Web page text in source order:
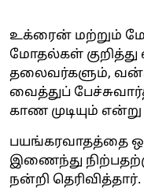
உக்ரைன் மற்றும்
மோதல்கள் குறித்து
தலைவர்களும்,
வைத்துப்
காண முடியும் என்று
பயங்கரவாதத்தை
இணைந்து
நன்றி தெரிவித்தார்.